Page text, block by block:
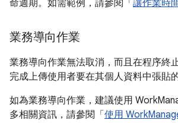
命週期。如需範例，請參閱「 讓作業時
業務導向作業
業務導向作業無法取消，而且在程序終
完成上傳使用者要在其個人資料中張貼的
如為業務導向作業，建議使用
多相關資訊，請參閱「使用